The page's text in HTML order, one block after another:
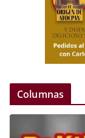
Columnas